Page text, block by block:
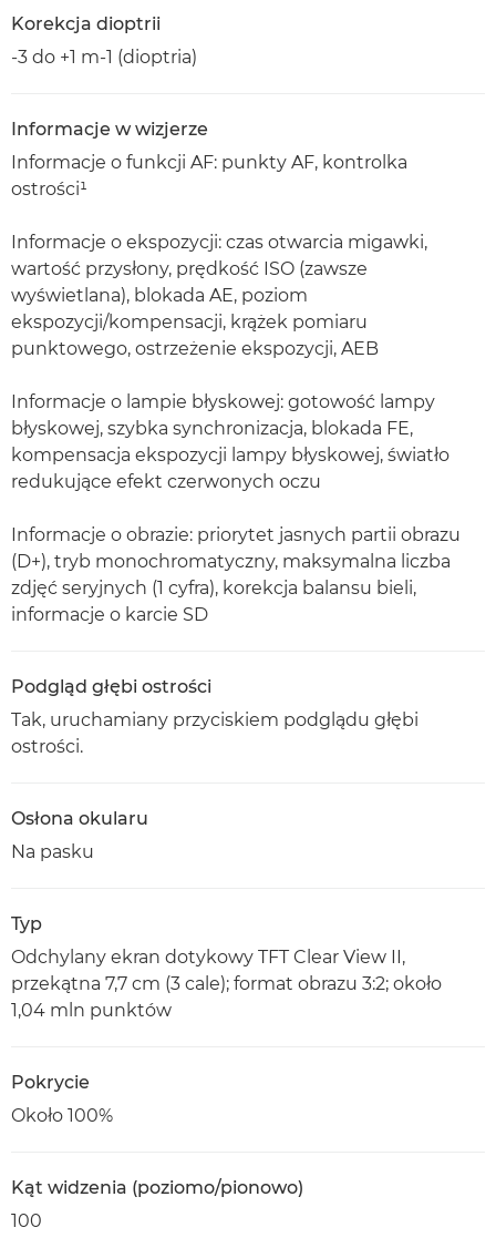
Korekcja dioptrii
-3 do +1 m-1 (dioptria)
Informacje w wizjerze
Informacje o funkcji AF: punkty AF, kontrolka
ostrości¹
Informacje o ekspozycji: czas otwarcia migawki,
wartość przysłony, prędkość ISO (zawsze
wyświetlana), blokada AE, poziom
ekspozycji/kompensacji, krążek pomiaru
punktowego, ostrzeżenie ekspozycji, AEB
Informacje o lampie błyskowej: gotowość lampy
błyskowej, szybka synchronizacja, blokada FE,
kompensacja ekspozycji lampy błyskowej, światło
redukujące efekt czerwonych oczu
Informacje o obrazie: priorytet jasnych partii obrazu
(D+), tryb monochromatyczny, maksymalna liczba
zdjęć seryjnych (1 cyfra), korekcja balansu bieli,
informacje o karcie SD
Podgląd głębi ostrości
Tak, uruchamiany przyciskiem podglądu głębi
ostrości.
Osłona okularu
Na pasku
Typ
Odchylany ekran dotykowy TFT Clear View II,
przekątna 7,7 cm (3 cale); format obrazu 3:2; około
1,04 mln punktów
Pokrycie
Około 100%
Kąt widzenia (poziomo/pionowo)
100